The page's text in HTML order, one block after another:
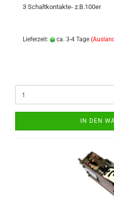
3 Schaltkontakte- z.B.100er
Lieferzeit: ca. 3-4 Tage
IN DEN